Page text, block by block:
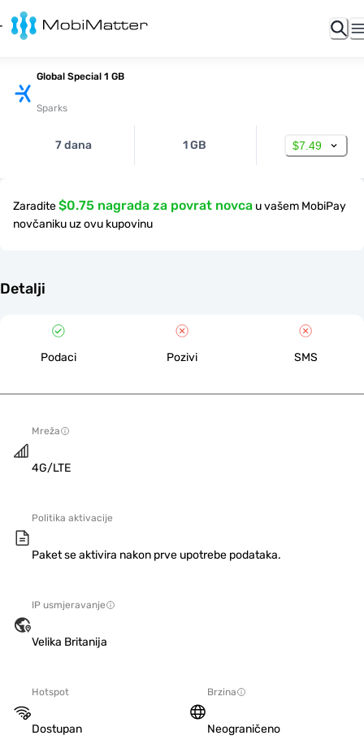
Global Special 1 GB
Sparks
7 dana 1 GB $7.49
Zaradite$0.75 nagrada za povrat novca u vašem MobiPay
novčaniku uz ovu kupovinu
Detalji
Podaci Pozivi SMS
Mreža
4G/LTE
Politika aktivacije
Paket se aktivira nakon prve upotrebe podataka.
IP usmjeravanje
Velika Britanija
Hotspot
Dostupan
Brzina
Neograničeno